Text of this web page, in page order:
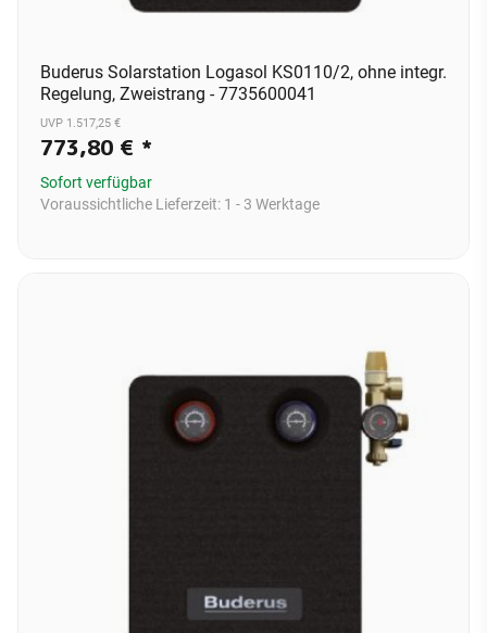
Buderus Solarstation Logasol KS0110/2, ohne integr.
Regelung, Zweistrang - 7735600041
UVP 1.517,25 €
773,80 € *
Sofort verfügbar
Voraussichtliche Lieferzeit: 1 - 3 Werktage